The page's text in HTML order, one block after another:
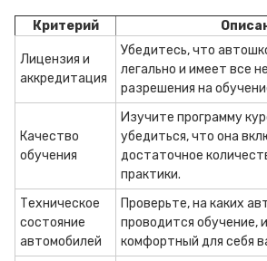
Критерий
Лицензия и
аккредитация
Убедитесь, что
легально и имеет все
разрешения на
Качество
обучения
Изучите программу
убедиться, что она
достаточное
практики.
Техническое
состояние
автомобилей
Проверьте, на каких
проводится обучение,
комфортный для себя